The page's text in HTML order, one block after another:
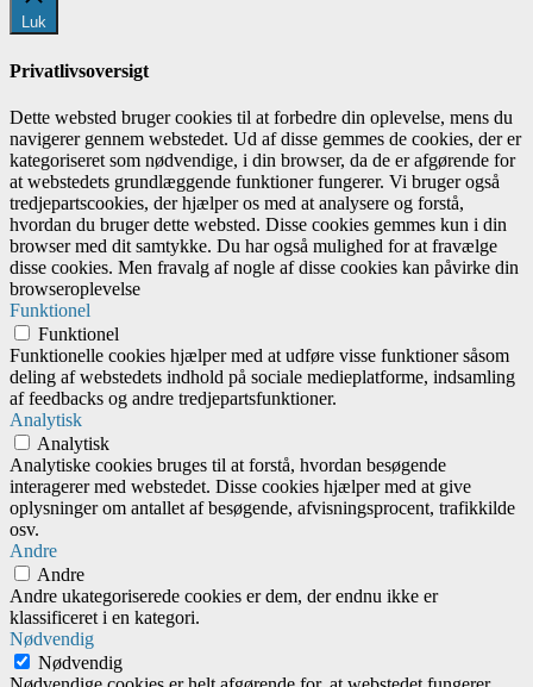
Luk
Privatlivsoversigt
Dette websted bruger cookies til at forbedre din oplevelse, mens du
navigerer gennem webstedet. Ud af disse gemmes de cookies, der er
kategoriseret som nødvendige, i din browser, da de er afgørende for
at webstedets grundlæggende funktioner fungerer. Vi bruger også
tredjepartscookies, der hjælper os med at analysere og forstå,
hvordan du bruger dette websted. Disse cookies gemmes kun i din
browser med dit samtykke. Du har også mulighed for at fravælge
disse cookies. Men fravalg af nogle af disse cookies kan påvirke din
browseroplevelse
Funktionel
Funktionel
Funktionelle cookies hjælper med at udføre visse funktioner såsom
deling af webstedets indhold på sociale medieplatforme, indsamling
af feedbacks og andre tredjepartsfunktioner.
Analytisk
Analytisk
Analytiske cookies bruges til at forstå, hvordan besøgende
interagerer med webstedet. Disse cookies hjælper med at give
oplysninger om antallet af besøgende, afvisningsprocent, trafikkilde
osv.
Andre
Andre
Andre ukategoriserede cookies er dem, der endnu ikke er
klassificeret i en kategori.
Nødvendig
Nødvendig